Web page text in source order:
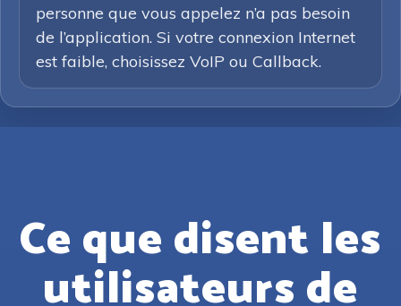
personne que vous appelez n’a pas besoin
de l’application. Si votre connexion Internet
est faible, choisissez VoIP ou Callback.
Ce que disent les
utilisateurs de